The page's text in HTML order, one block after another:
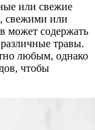
или свежие
свежими или
может содержать
травы.
любым, однако
чтобы